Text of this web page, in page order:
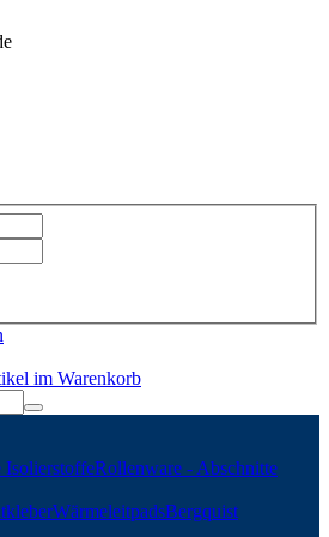
im Warenkorb
IsolierstoffeRollenware - Abschnitte
WärmeleitpadsBergquist